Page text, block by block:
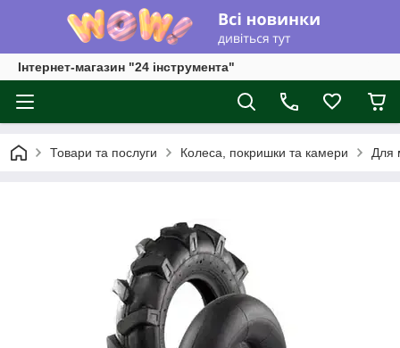
Інтернет-магазин "24 інструмента"
Товари та послуги Колеса, покришки та камери Для